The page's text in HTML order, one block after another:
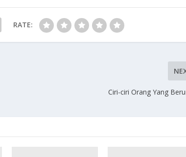
RATE:
Ciri-ciri Orang Yang